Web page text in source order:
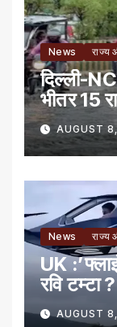
News राज्य
दिल्ली-
भीतर 15
AUGUST
News राज्य
UK
रवि टम्टा ?
AUGUST